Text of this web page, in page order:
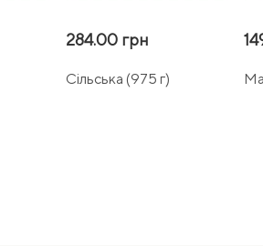
284.00 грн
Сільська (975 г)